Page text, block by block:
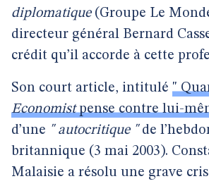
diplomatique(Groupe Le
directeur général Bernard
crédit qu’il accorde à cette
Son court article, intitulé "
Economistpense contre lui-
d’une " autocritique "de
britannique (3 mai 2003).
Malaisie a résolu une grave